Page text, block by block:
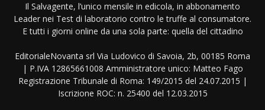
Il Salvagente, l’unico mensile in edicola, in abbonamento
Leader nei Test di laboratorio contro le truffe al consumatore.
E tutti i giorni online da una sola parte: quella del cittadino
EditorialeNovanta srl Via Ludovico di Savoia, 2b, 00185 Roma
| P.IVA 12865661008 Amministratore unico: Matteo Fago
Registrazione Tribunale di Roma: 149/2015 del 24.07.2015 |
Iscrizione ROC: n. 25400 del 12.03.2015